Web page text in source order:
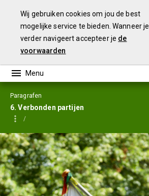
Wij gebruiken cookies om jou de best
mogelijke service te bieden. Wanneer je
verder navigeert accepteer je de
voorwaarden
Paragrafen
6. Verbonden partijen